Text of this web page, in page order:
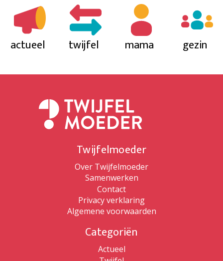
actueel twijfel mama gezin
Twijfelmoeder
Over Twijfelmoeder
Samenwerken
Contact
Privacy verklaring
Algemene voorwaarden
Categoriën
Actueel